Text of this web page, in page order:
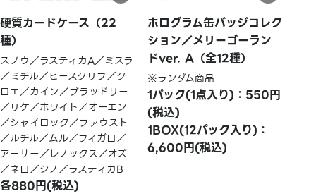
硬質カードケース（22
種）
スノウ／ラスティカA／ミスラ
／ミチル／ヒースクリフ／ク
ロエ／カイン／ブラッドリー
／リケ／ホワイト／オーエン
／シャイロック／ファウスト
／ルチル／ムル／フィガロ／
アーサー／レノックス／オズ
／ネロ／シノ／ラスティカB
各880円(税込)
ホログラム缶バッジコレク
ション／メリーゴーラン
ドver. A（全12種）
※ランダム商品
1パック(1点入り)：550円
(税込)
1BOX(12パック入り)：
6,600円(税込)